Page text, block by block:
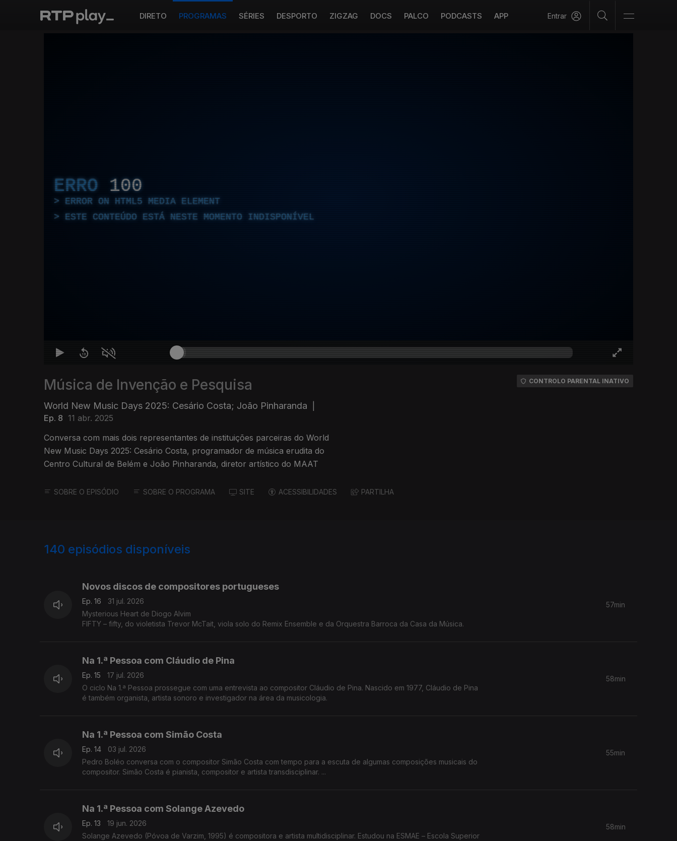
DIRETO PROGRAMAS SÉRIES DESPORTO ZIGZAG DOCS PALCO PODCASTS APP Entrar
ERRO 100
ERROR ON HTML5 MEDIA ELEMENT
ESTE CONTEÚDO ESTÁ NESTE MOMENTO INDISPONÍVEL
Música de Invenção e Pesquisa
World New Music Days 2025: Cesário Costa; João Pinharanda
Ep. 8 11 abr. 2025
Conversa com mais dois representantes de instituições parceiras do World
New Music Days 2025: Cesário Costa, programador de música erudita do
Centro Cultural de Belém e João Pinharanda, diretor artístico do MAAT
CONTROLO PARENTAL INATIVO
SOBRE O EPISÓDIO SOBRE O PROGRAMA SITE ACESSIBILIDADES PARTILHA
140 episódios disponíveis
Novos discos de compositores portugueses
Ep. 16
31 jul. 2026
Mysterious Heart de Diogo Alvim
FIFTY – fifty, do violetista Trevor McTait, viola solo do Remix Ensemble e da Orquestra Barroca da Casa da Música.
57min
Na 1.ª Pessoa com Cláudio de Pina
Ep. 15
17 jul. 2026
O ciclo Na 1.ª Pessoa prossegue com uma entrevista ao compositor Cláudio de Pina. Nascido em 1977, Cláudio de Pina
é também organista, artista sonoro e investigador na área da musicologia.
58min
Na 1.ª Pessoa com Simão Costa
Ep. 14
03 jul. 2026
Pedro Boléo conversa com o compositor Simão Costa com tempo para a escuta de algumas composições musicais do
compositor. Simão Costa é pianista, compositor e artista transdisciplinar. ...
55min
Na 1.ª Pessoa com Solange Azevedo
Ep. 13
19 jun. 2026
Solange Azevedo (Póvoa de Varzim, 1995) é compositora e artista multidisciplinar. Estudou na ESMAE – Escola Superior
58min